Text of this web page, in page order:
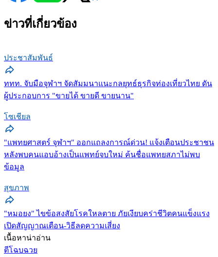
ข่าวที่เกี่ยวข้อง
ประชาสัมพันธ์
ททท. จับมือจุฬาฯ จัดสัมมนาแนะกลยุทธ์ธุรกิจท่องเที่ยวไทย ดัน
ผู้ประกอบการ "ขายได้ ขายดี ขายนาน"
โซเชียล
"แพทยศาสตร์ จุฬาฯ" ออกแถลงการณ์ด่วน! แจ้งเตือนประชาชน
หลังพบคนแอบอ้างเป็นแพทย์จบใหม่ ค้นชื่อแพทยสภาไม่พบ
ข้อมูล
สุขภาพ
"หมอยง" ไขข้อสงสัยโรคใหลตาย ภัยเงียบคร่าชีวิตคนแข็งแรง
เปิดสัญญาณเตือน-วิธีลดความเสี่ยง
เนื้อหาน่าอ่าน
ตีโฉบฉวย